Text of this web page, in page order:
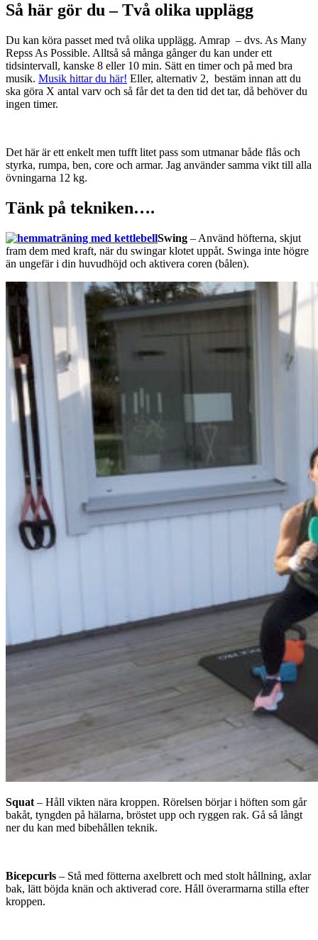
Så här gör du – Två olika upplägg
Du kan köra passet med två olika upplägg. Amrap – dvs. As Many
Repss As Possible. Alltså så många gånger du kan under ett
tidsintervall, kanske 8 eller 10 min. Sätt en timer och på med bra
musik. Musik hittar du här! Eller, alternativ 2, bestäm innan att du
ska göra X antal varv och så får det ta den tid det tar, då behöver du
ingen timer.
Det här är ett enkelt men tufft litet pass som utmanar både flås och
styrka, rumpa, ben, core och armar. Jag använder samma vikt till alla
övningarna 12 kg.
Tänk på tekniken….
Swing – Använd höfterna, skjut
fram dem med kraft, när du swingar klotet uppåt. Swinga inte högre
än ungefär i din huvudhöjd och aktivera coren (bålen).
Squat – Håll vikten nära kroppen. Rörelsen börjar i höften som går
bakåt, tyngden på hälarna, bröstet upp och ryggen rak. Gå så långt
ner du kan med bibehållen teknik.
Bicepcurls – Stå med fötterna axelbrett och med stolt hållning, axlar
bak, lätt böjda knän och aktiverad core. Håll överarmarna stilla efter
kroppen.